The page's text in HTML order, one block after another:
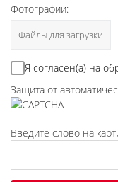
Фотографии:
Файлы для загрузки
Я согласен(а) на
Защита от
Введите слово на